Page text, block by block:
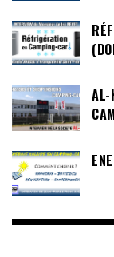
AL-